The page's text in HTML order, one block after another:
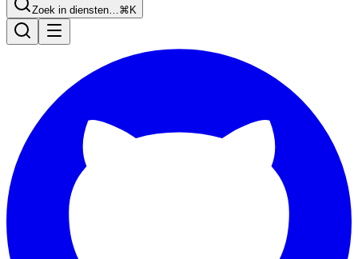
Zoek in diensten…⌘K